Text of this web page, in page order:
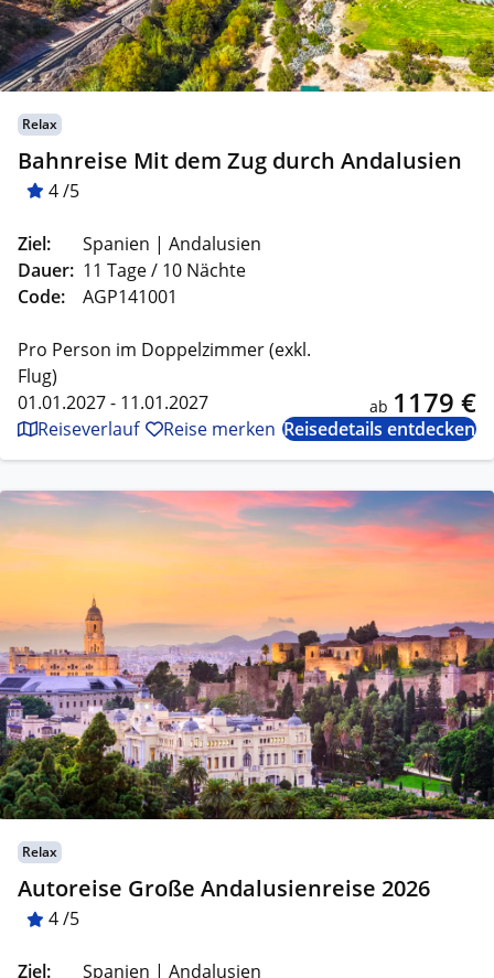
Relax
Bahnreise Mit dem Zug durch Andalusien
4 /5
Ziel:
Spanien | Andalusien
Dauer: 11 Tage / 10 Nächte
Code:
AGP141001
Pro Person im Doppelzimmer (exkl.
Flug)
01.01.2027 - 11.01.2027
ab 1179 €
Reiseverlauf Reise merken Reisedetails entdecken
Relax
Autoreise Große Andalusienreise 2026
4 /5
Ziel:
Spanien | Andalusien